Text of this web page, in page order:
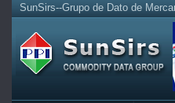
SunSirs--Grupo de Dato de